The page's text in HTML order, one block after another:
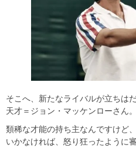
そこへ、新たなライバルが立ちは
天才＝ジョン・マッケンローさん。
類稀な才能の持ち主なんですけど
いかなければ、怒り狂ったように